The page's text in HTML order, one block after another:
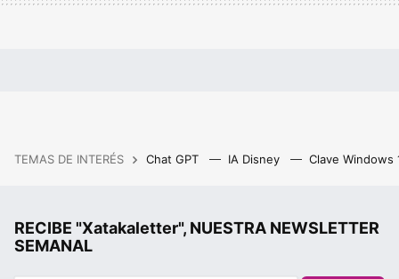
TEMAS DE INTERÉS Chat GPT IA Disney Clave Windows
RECIBE "Xatakaletter", NUESTRA NEWSLETTER
SEMANAL